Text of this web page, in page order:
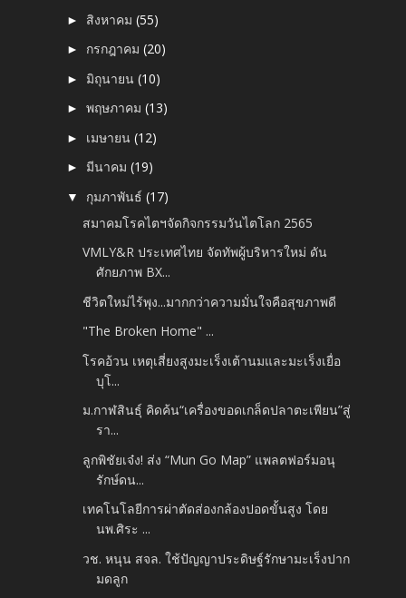
► สิงหาคม(55)
► กรกฎาคม(20)
► มิถุนายน(10)
►พฤษภาคม(13)
► เมษายน(12)
► มีนาคม(19)
▼ กุมภาพันธ์(17)
สมาคมโรคไตฯจัดกิจกรรมวันไตโลก 2565
VMLY&R ประเทศไทย จัดทัพผู้บริหารใหม่ ดัน
ศักยภาพ BX...
ชีวิตใหม่ไร้พุง...มากกว่าความมั่นใจคือสุขภาพดี
"The Broken Home" ...
โรคอ้วน เหตุเสี่ยงสูงมะเร็งเต้านมและมะเร็งเยื่อ
บุโ...
ม.กาฬสินธุ์ คิดค้น“เครื่องขอดเกล็ดปลาตะเพียน”สู่
รา...
ลูกพิชัยเจ๋ง! ส่ง “Mun Go Map” แพลตฟอร์มอนุ
รักษ์ดน...
เทคโนโลยีการผ่าตัดส่องกล้องปอดขั้นสูง โดย
นพ.ศิระ ...
วช. หนุน สจล. ใช้ปัญญาประดิษฐ์รักษามะเร็งปาก
มดลูก